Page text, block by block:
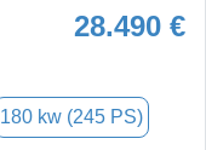
28.490 €
180 kw (245 PS)